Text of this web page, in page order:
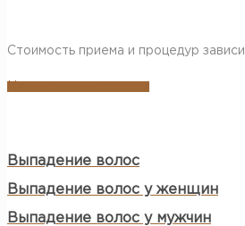
Стоимость приема и процедур
Выпадение волос
Выпадение волос у женщин
Выпадение волос у мужчин